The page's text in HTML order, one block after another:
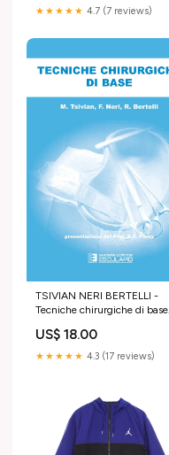
★★★★★ 4.7 (7 reviews)
TSIVIAN NERI BERTELLI -
Tecniche chirurgiche di base
US$ 18.00
★★★★★ 4.3 (17 reviews)